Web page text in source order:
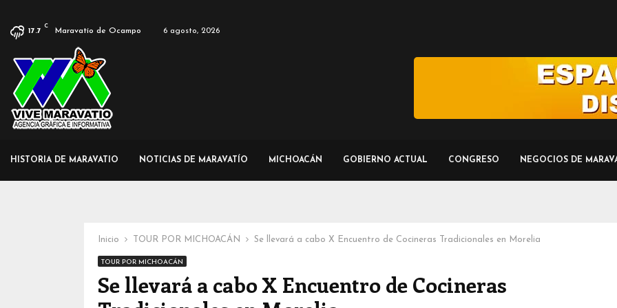
17.7
C
Maravatío de Ocampo 6 agosto, 2026
HISTORIA DE MARAVATIO NOTICIAS DE MARAVATÍO MICHOACÁN GOBIERNO ACTUAL CONGRESO NEGOCIOS DE
Inicio TOUR POR MICHOACÁN Se llevará a cabo X Encuentro de Cocineras Tradicionales en Morelia
TOUR POR MICHOACÁN
Se llevará a cabo X Encuentro de Cocineras